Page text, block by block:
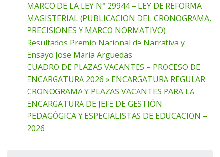
MARCO DE LA LEY N° 29944 – LEY DE REFORMA
MAGISTERIAL (PUBLICACION DEL CRONOGRAMA,
PRECISIONES Y MARCO NORMATIVO)
Resultados Premio Nacional de Narrativa y
Ensayo Jose Maria Arguedas
CUADRO DE PLAZAS VACANTES – PROCESO DE
ENCARGATURA 2026 » ENCARGATURA REGULAR
CRONOGRAMA Y PLAZAS VACANTES PARA LA
ENCARGATURA DE JEFE DE GESTIÓN
PEDAGÓGICA Y ESPECIALISTAS DE EDUCACION –
2026